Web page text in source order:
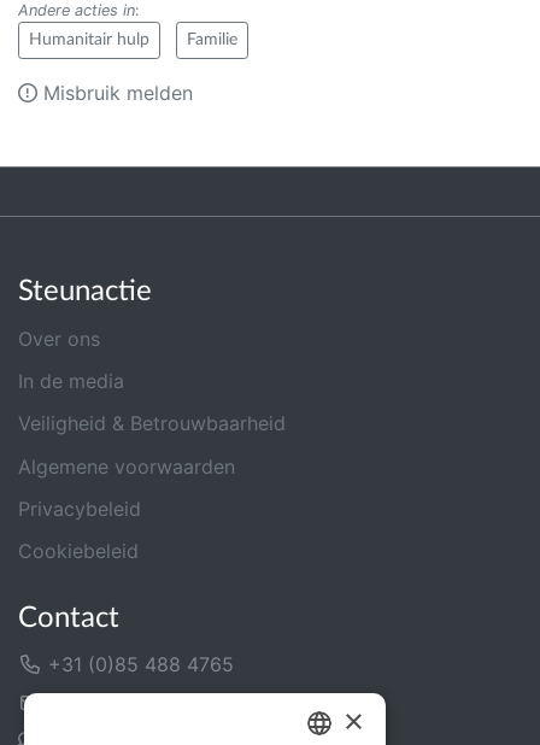
Andere acties in:
Humanitair hulp Familie
Misbruik melden
Steunactie
Over ons
In de media
Veiligheid & Betrouwbaarheid
Algemene voorwaarden
Privacybeleid
Cookiebeleid
Contact
+31 (0)85 488 4765
×